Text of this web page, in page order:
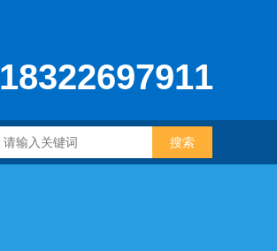
18322697911